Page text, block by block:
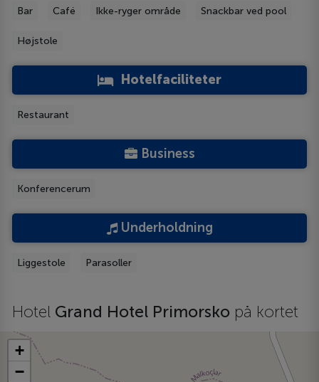
Bar Café Ikke-ryger område Snackbar ved pool
Højstole
Hotelfaciliteter
Restaurant
Business
Konferencerum
Underholdning
Liggestole Parasoller
Hotel Grand Hotel Primorsko på kortet
+
−